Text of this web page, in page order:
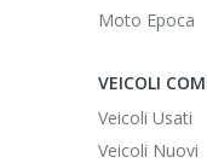
Moto Epoca
VEICOLI
Veicoli Usati
Veicoli Nuovi